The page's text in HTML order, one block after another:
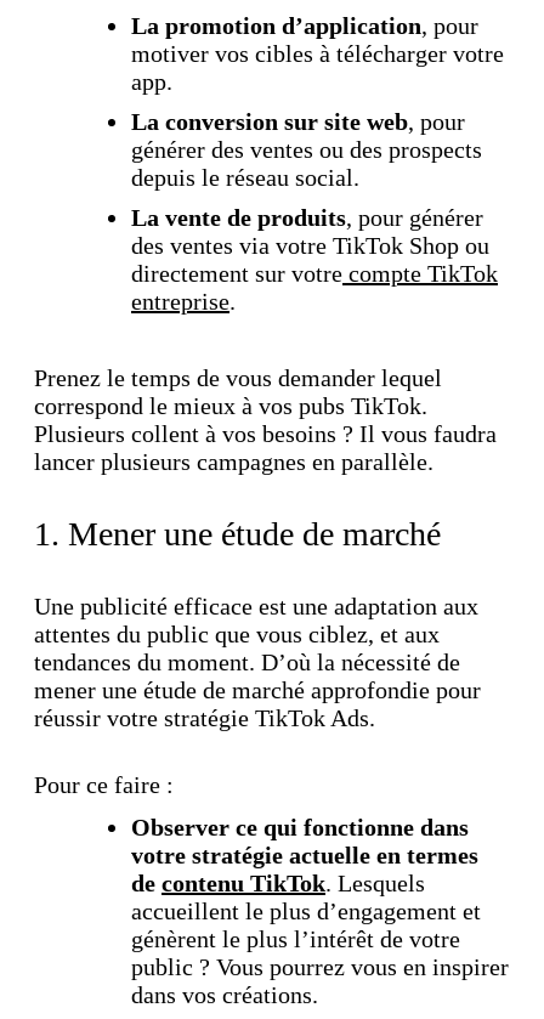
La promotion d’application, pour
motiver vos cibles à télécharger votre
app.
La conversion sur site web, pour
générer des ventes ou des prospects
depuis le réseau social.
La vente de produits, pour générer
des ventes via votre TikTok Shop ou
directement sur votre compte TikTok
entreprise.
Prenez le temps de vous demander lequel
correspond le mieux à vos pubs TikTok.
Plusieurs collent à vos besoins ? Il vous faudra
lancer plusieurs campagnes en parallèle.
1. Mener une étude de marché
Une publicité efficace est une adaptation aux
attentes du public que vous ciblez, et aux
tendances du moment. D’où la nécessité de
mener une étude de marché approfondie pour
réussir votre stratégie TikTok Ads.
Pour ce faire :
Observer ce qui fonctionne dans
votre stratégie actuelle en termes
de contenu TikTok. Lesquels
accueillent le plus d’engagement et
génèrent le plus l’intérêt de votre
public ? Vous pourrez vous en inspirer
dans vos créations.